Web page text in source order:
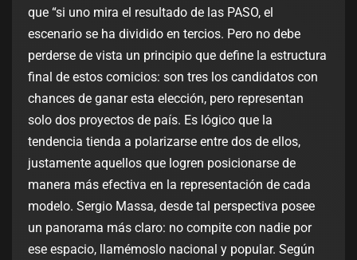
que “si uno mira el resultado de las PASO, el
escenario se ha dividido en tercios. Pero no debe
perderse de vista un principio que define la estructura
final de estos comicios: son tres los candidatos con
chances de ganar esta elección, pero representan
solo dos proyectos de país. Es lógico que la
tendencia tienda a polarizarse entre dos de ellos,
justamente aquellos que logren posicionarse de
manera más efectiva en la representación de cada
modelo. Sergio Massa, desde tal perspectiva posee
un panorama más claro: no compite con nadie por
ese espacio, llamémoslo nacional y popular. Según